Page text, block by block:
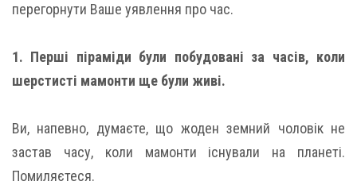
перегорнути Ваше уявлення про час.
1. Перші піраміди були побудовані за часів, коли
шерстисті мамонти ще були живі.
Ви, напевно, думаєте, що жоден земний чоловік не
застав часу, коли мамонти існували на планеті.
Помиляєтеся.